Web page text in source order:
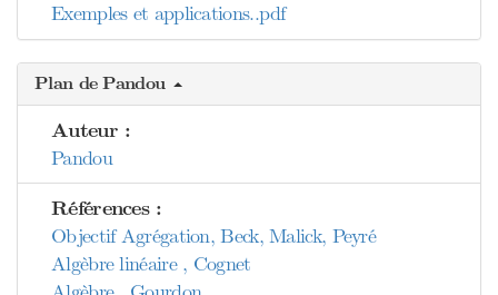
Exemples et applications..pdf
Plan de Pandou
Auteur :
Pandou
Références :
Objectif Agrégation, Beck, Malick, Peyré
Algèbre linéaire , Cognet